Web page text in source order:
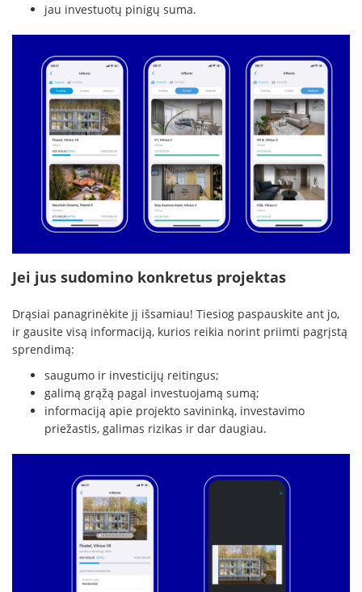
jau investuotų pinigų suma.
Jei jus sudomino konkretus projektas
Drąsiai panagrinėkite jį išsamiau! Tiesiog paspauskite ant jo,
ir gausite visą informaciją, kurios reikia norint priimti pagrįstą
sprendimą:
saugumo ir investicijų reitingus;
galimą grąžą pagal investuojamą sumą;
informaciją apie projekto savininką, investavimo
priežastis, galimas rizikas ir dar daugiau.